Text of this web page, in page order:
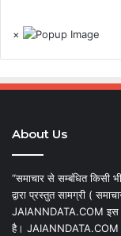
×
About Us
“समाचार से सम्बंधित किसी
द्वारा प्रस्तुत सामग्री (
JAIANNDATA.COM इस
है। JAIANNDATA.COM